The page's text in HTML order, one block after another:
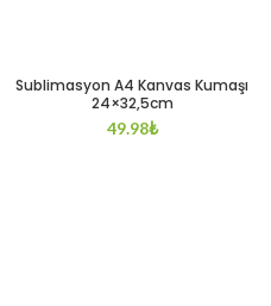
Sublimasyon A4 Kanvas Kumaşı
24×32,5cm
49.98₺